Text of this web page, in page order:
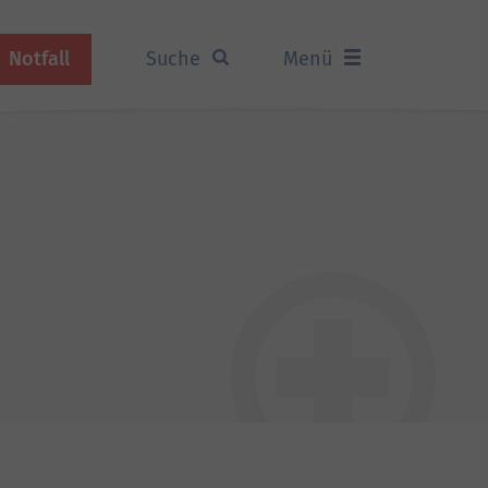
Notfall Suche Menü